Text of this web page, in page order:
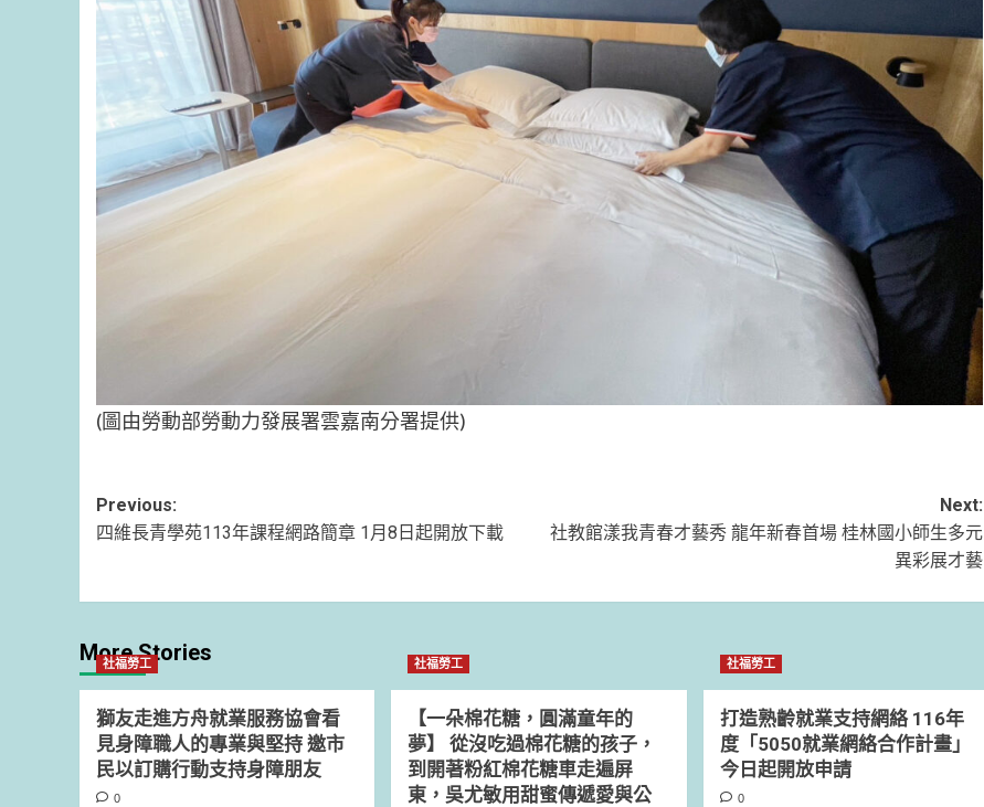
(圖由勞動部勞動力發展署雲嘉南分署提供)
Post
navigation
Previous:
四維長青學苑113年課程網路簡章 1月8日起開放下載
Next:
社教館漾我青春才藝秀 龍年新春首場 桂林國小師生多元
異彩展才藝
More Stories
社福勞工
獅友走進方舟就業服務協會看
見身障職人的專業與堅持 邀市
民以訂購行動支持身障朋友
0
社福勞工
【一朵棉花糖，圓滿童年的
夢】 從沒吃過棉花糖的孩子，
到開著粉紅棉花糖車走遍屏
東，吳尤敏用甜蜜傳遞愛與公
社福勞工
打造熟齡就業支持網絡 116年
度「5050就業網絡合作計畫」
今日起開放申請
0